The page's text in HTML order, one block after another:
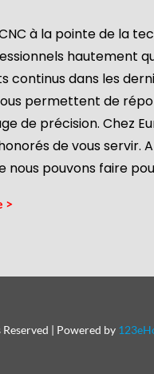
à la pointe de la
hautement
continus dans les
permettent de
de précision. Chez
de vous servir.
nous pouvons faire
>
| Powered by